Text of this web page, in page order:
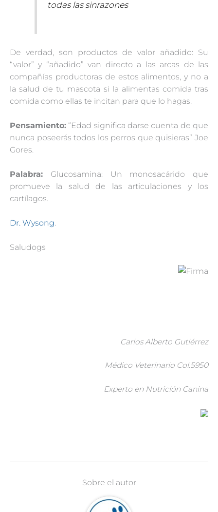
todas las sinrazones
De verdad, son productos de valor añadido: Su
“valor” y “añadido” van directo a las arcas de las
compañías productoras de estos alimentos, y no a
la salud de tu mascota si la alimentas comida tras
comida como ellas te incitan para que lo hagas.
Pensamiento: “Edad significa darse cuenta de que
nunca poseerás todos los perros que quisieras” Joe
Gores.
Palabra: Glucosamina: Un monosacárido que
promueve la salud de las articulaciones y los
cartílagos.
Dr. Wysong
Saludogs
Carlos Alberto Gutiérrez
Médico Veterinario Col.5950
Experto en Nutrición Canina
Sobre el autor